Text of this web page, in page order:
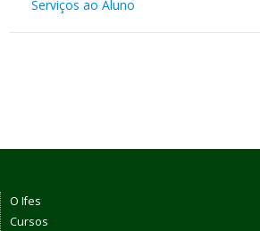
Serviços ao Aluno
O Ifes
Cursos